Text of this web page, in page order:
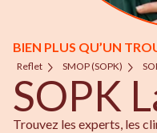
BIEN PLUS QU’UN
Reflet SMOP (SOPK)
SOPK
Trouvez les experts, les